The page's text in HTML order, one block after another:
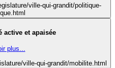
ville-qui-grandit/politique-
active et apaisée
plus...
ville-qui-grandit/mobilite.html